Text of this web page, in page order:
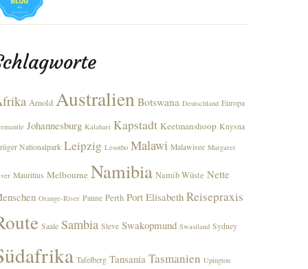
Arnold Australien Botswana Deutschland Europa
Johannesburg Kalahari Kapstadt Keetmanshoop Knysna
Nationalpark Leipzig Lesotho Malawi Malawisee Margaret
Mauritius Melbourne Namibia Namib Wüste Nette
Orange-River Panne Perth Port Elisabeth Reisepraxis
Saale Sambia Steve Swakopmund Swasiland Sydney
Tafelberg Tansania Tasmanien Upington